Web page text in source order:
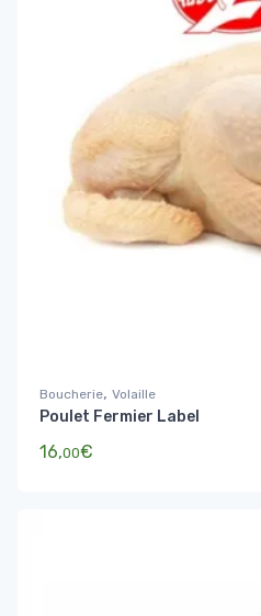
Boucherie, Volaille
Poulet Fermier Label
16,00€